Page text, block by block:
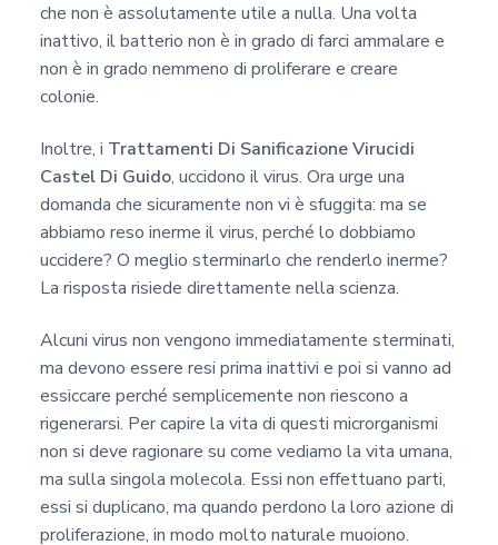
che non è assolutamente utile a nulla. Una volta
inattivo, il batterio non è in grado di farci ammalare e
non è in grado nemmeno di proliferare e creare
colonie.
Inoltre, i Trattamenti Di Sanificazione Virucidi
Castel Di Guido, uccidono il virus. Ora urge una
domanda che sicuramente non vi è sfuggita: ma se
abbiamo reso inerme il virus, perché lo dobbiamo
uccidere? O meglio sterminarlo che renderlo inerme?
La risposta risiede direttamente nella scienza.
Alcuni virus non vengono immediatamente sterminati,
ma devono essere resi prima inattivi e poi si vanno ad
essiccare perché semplicemente non riescono a
rigenerarsi. Per capire la vita di questi microrganismi
non si deve ragionare su come vediamo la vita umana,
ma sulla singola molecola. Essi non effettuano parti,
essi si duplicano, ma quando perdono la loro azione di
proliferazione, in modo molto naturale muoiono.